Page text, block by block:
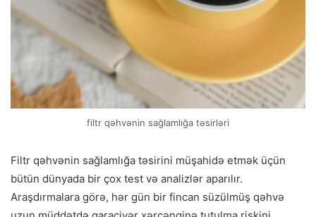
filtr qəhvənin sağlamlığa təsirləri
Filtr qəhvənin sağlamlığa təsirini müşahidə etmək üçün
bütün dünyada bir çox test və analizlər aparılır.
Araşdırmalara görə, hər gün bir fincan süzülmüş qəhvə